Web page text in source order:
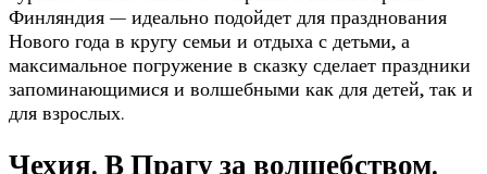
Финляндия — идеально подойдет для празднования
Нового года в кругу семьи и отдыха с детьми, а
максимальное погружение в сказку сделает праздники
запоминающимися и волшебными как для детей, так и
для взрослых.
Чехия. В Прагу за волшебством.